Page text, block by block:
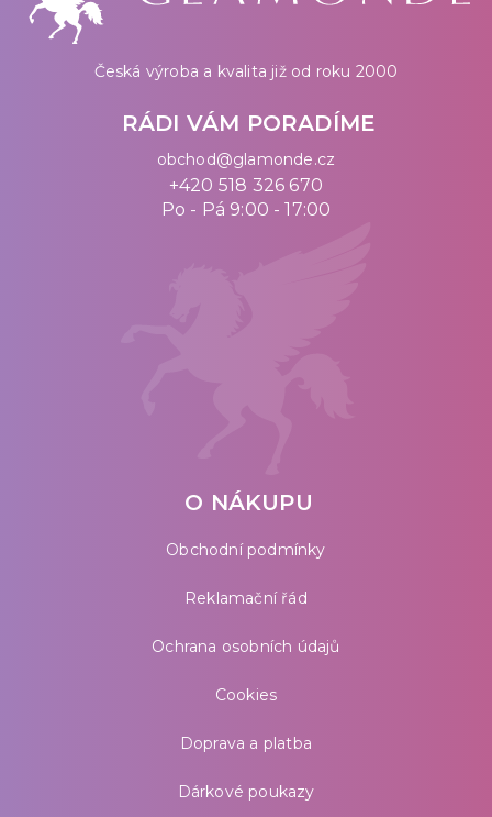
Česká výroba a kvalita již od roku 2000
RÁDI VÁM PORADÍME
obchod@glamonde.cz
+420 518 326 670
Po - Pá 9:00 - 17:00
O NÁKUPU
Obchodní podmínky
Reklamační řád
Ochrana osobních údajů
Cookies
Doprava a platba
Dárkové poukazy